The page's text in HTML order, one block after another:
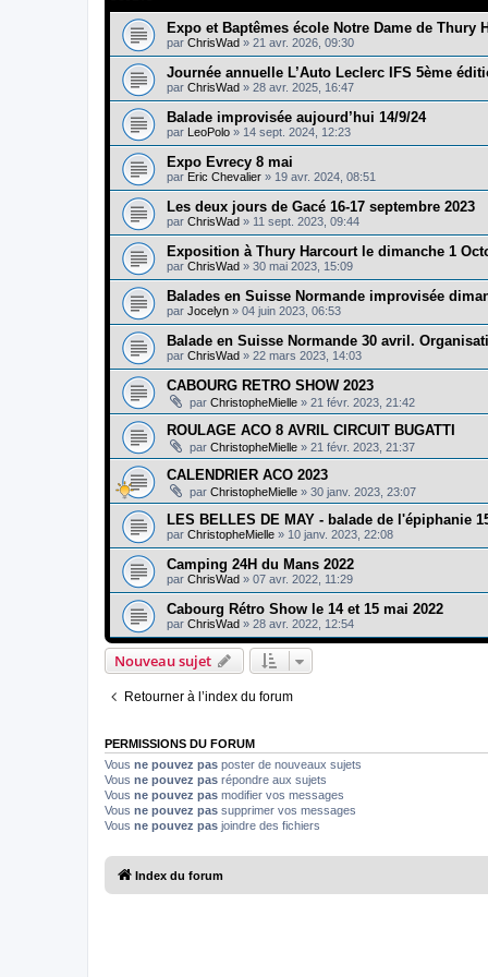
Expo et Baptêmes école Notre Dame de Thury
par ChrisWad » 21 avr. 2026, 09:30
Journée annuelle L’Auto Leclerc IFS 5ème
par ChrisWad » 28 avr. 2025, 16:47
Balade improvisée aujourd’hui 14/9/24
par LeoPolo » 14 sept. 2024, 12:23
Expo Evrecy 8 mai
par Eric Chevalier » 19 avr. 2024, 08:51
Les deux jours de Gacé 16-17 septembre 2023
par ChrisWad » 11 sept. 2023, 09:44
Exposition à Thury Harcourt le dimanche 1
par ChrisWad » 30 mai 2023, 15:09
Balades en Suisse Normande improvisée
par Jocelyn » 04 juin 2023, 06:53
Balade en Suisse Normande 30 avril.
par ChrisWad » 22 mars 2023, 14:03
CABOURG RETRO SHOW 2023
par ChristopheMielle » 21 févr. 2023, 21:42
ROULAGE ACO 8 AVRIL CIRCUIT BUGATTI
par ChristopheMielle » 21 févr. 2023, 21:37
CALENDRIER ACO 2023
par ChristopheMielle » 30 janv. 2023, 23:07
LES BELLES DE MAY - balade de l'épiphanie
par ChristopheMielle » 10 janv. 2023, 22:08
Camping 24H du Mans 2022
par ChrisWad » 07 avr. 2022, 11:29
Cabourg Rétro Show le 14 et 15 mai 2022
par ChrisWad » 28 avr. 2022, 12:54
Nouveau sujet
Retourner à l’index du forum
PERMISSIONS DU FORUM
Vous ne pouvez pas poster de nouveaux sujets
Vous ne pouvez pas répondre aux sujets
Vous ne pouvez pas modifier vos messages
Vous ne pouvez pas supprimer vos messages
Vous ne pouvez pas joindre des fichiers
Index du forum